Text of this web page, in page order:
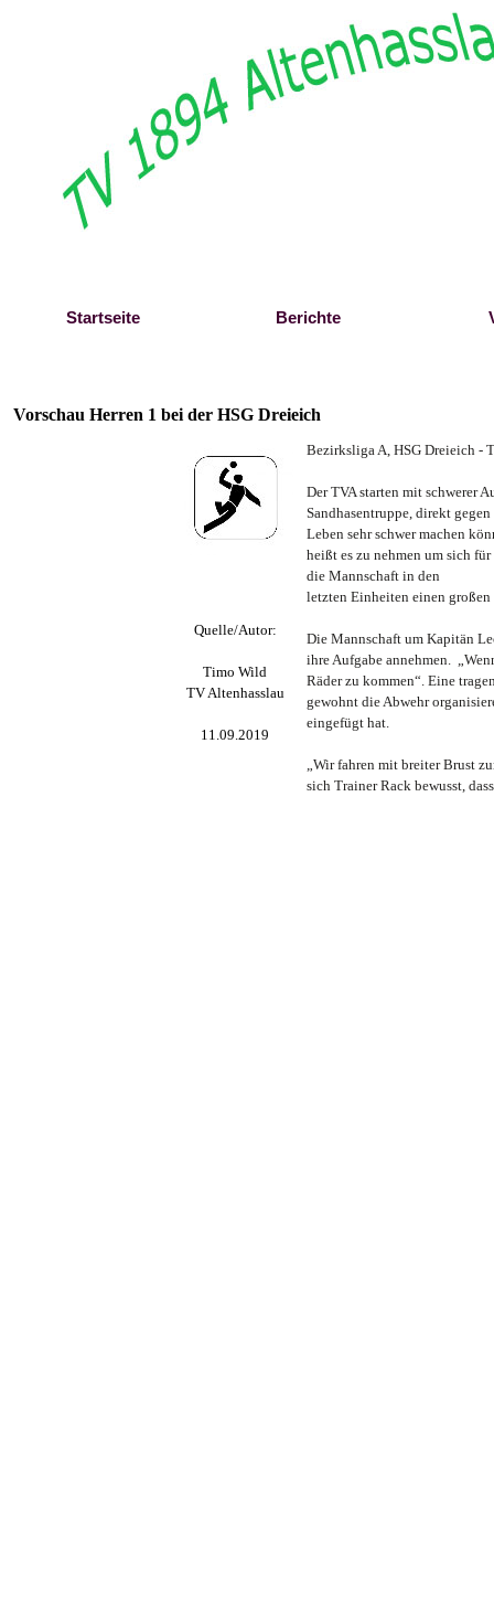
Startseite Berichte
Vorschau Herren 1 bei der HSG Dreieich
Quelle/Autor:
Timo Wild
TV Altenhasslau
11.09.2019
Bezirksliga A, HSG Dreieich -
Der TVA starten mit schwerer
Sandhasentruppe, direkt gegen
Leben sehrschwer machen
heißt es zu nehmen um sich
die Mannschaft in den
letzten Einheiten einen
Die Mannschaft um Kapitän
ihre Aufgabe annehmen.
Räder zu kommen“. Eine
gewohnt die Abwehr
eingefügt hat.
„Wir fahren mit breiter Brust
sich Trainer Rack bewusst,